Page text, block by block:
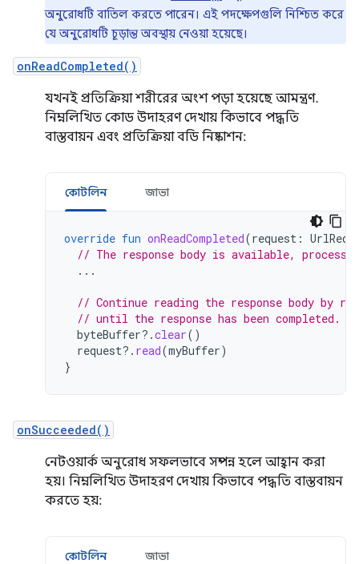
অনুরোধটি বাতিল করতে পারেন। এই পদক্ষেপগুলি নিশ্চিত করে
যে অনুরোধটি চূড়ান্ত অবস্থায় নেওয়া হয়েছে।
onReadCompleted()
যখনই প্রতিক্রিয়া শরীরের অংশ পড়া হয়েছে আমন্ত্রণ.
নিম্নলিখিত কোড উদাহরণ দেখায় কিভাবে পদ্ধতি
বাস্তবায়ন এবং প্রতিক্রিয়া বডি নিষ্কাশন:
কোটলিন জাভা
override fun onReadCompleted(request :
// The response body is available, process
...
// Continue reading the response body by
// until the response has been completed.
byteBuffer?.clear()
request?. read(myBuffer)
}
onSucceeded()
নেটওয়ার্ক অনুরোধ সফলভাবে সম্পন্ন হলে আহ্বান করা
হয়। নিম্নলিখিত উদাহরণ দেখায় কিভাবে পদ্ধতি বাস্তবায়ন
করতে হয়:
কোটলিন জাভা